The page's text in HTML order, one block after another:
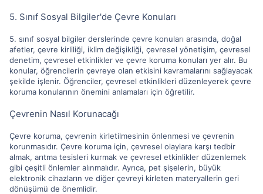
5. Sınıf Sosyal Bilgiler'de Çevre Konuları
5. sınıf sosyal bilgiler derslerinde çevre konuları arasında, doğal
afetler, çevre kirliliği, iklim değişikliği, çevresel yönetişim, çevresel
denetim, çevresel etkinlikler ve çevre koruma konuları yer alır. Bu
konular, öğrencilerin çevreye olan etkisini kavramalarını sağlayacak
şekilde işlenir. Öğrenciler, çevresel etkinlikleri düzenleyerek çevre
koruma konularının önemini anlamaları için öğretilir.
Çevrenin Nasıl Korunacağı
Çevre koruma, çevrenin kirletilmesinin önlenmesi ve çevrenin
korunmasıdır. Çevre koruma için, çevresel olaylara karşı tedbir
almak, arıtma tesisleri kurmak ve çevresel etkinlikler düzenlemek
gibi çeşitli önlemler alınmalıdır. Ayrıca, pet şişelerin, büyük
elektronik cihazların ve diğer çevreyi kirleten materyallerin geri
dönüşümü de önemlidir.